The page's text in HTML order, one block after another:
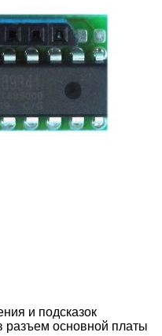
и подсказок
разъем основной платы